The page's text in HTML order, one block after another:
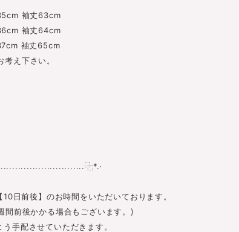
袖丈63cm
袖丈64cm
袖丈65cm
え下さい。
⿻*.·
日前後】のお時間をいただいております。
前後かかる場合もございます。)
手配させていただきます。